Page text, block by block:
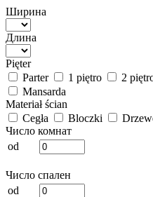
Ширина
Длина
Pięter
Parter
1 piętro
2
Mansarda
Materiał ścian
Cegła
Bloczki
Число комнат
od
Число спален
od